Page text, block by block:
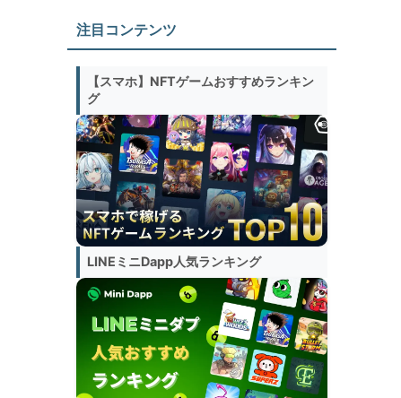
注目コンテンツ
【スマホ】NFTゲームおすすめランキン
グ
LINEミニDapp人気ランキング